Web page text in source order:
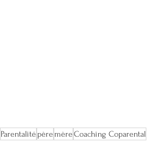
Parentalité père mèreCoaching Coparental